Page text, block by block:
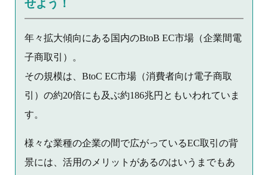
せよう！
年々拡大傾向にある国内のBtoB EC市場（企業間電
子商取引）。
その規模は、BtoC EC市場（消費者向け電子商取
引）の約20倍にも及ぶ約186兆円ともいわれていま
す。
様々な業種の企業の間で広がっているEC取引の背
景には、活用のメリットがあるのはいうまでもあ